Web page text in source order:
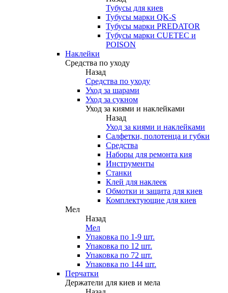
Тубусы для киев
Тубусы марки QK-S
Тубусы марки PREDATOR
Тубусы марки CUETEC и
POISON
Наклейки
Средства по уходу
Назад
Средства по уходу
Уход за шарами
Уход за сукном
Уход за киями и наклейками
Назад
Уход за киями и наклейками
Салфетки, полотенца и губки
Средства
Наборы для ремонта кия
Инструменты
Станки
Клей для наклеек
Обмотки и защита для киев
Комплектующие для киев
Мел
Назад
Мел
Упаковка по 1-9 шт.
Упаковка по 12 шт.
Упаковка по 72 шт.
Упаковка по 144 шт.
Перчатки
Держатели для киев и мела